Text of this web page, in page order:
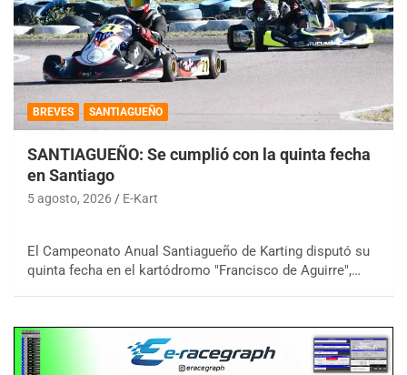
BREVES SANTIAGUEÑO
SANTIAGUEÑO: Se cumplió con la quinta fecha
en Santiago
5 agosto, 2026 E-Kart
El Campeonato Anual Santiagueño de Karting disputó su
quinta fecha en el kartódromo "Francisco de Aguirre",…